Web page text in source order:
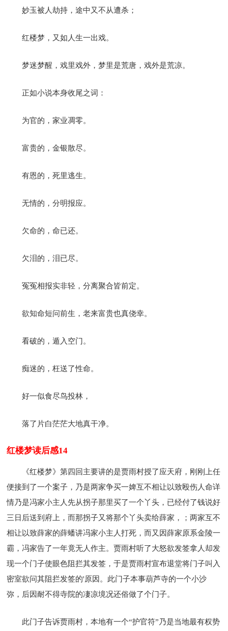
妙玉被人劫持，途中又不从遭杀；
红楼梦，又如人生一出戏。
梦迷梦醒，戏里戏外，梦里是荒唐，戏外是荒凉。
正如小说本身收尾之词：
为官的，家业凋零。
富贵的，金银散尽。
有恩的，死里逃生。
无情的，分明报应。
欠命的，命已还。
欠泪的，泪已尽。
冤冤相报实非轻，分离聚合皆前定。
欲知命短问前生，老来富贵也真侥幸。
看破的，遁入空门。
痴迷的，枉送了性命。
好一似食尽鸟投林，
落了片白茫茫大地真干净。
红楼梦读后感14
《红楼梦》第四回主要讲的是贾雨村授了应天府，刚刚上任
便接到了一个案子，乃是两家争买一婢互不相让以致殴伤人命详
情乃是冯家小主人先从拐子那里买了一个丫头，已经付了钱说好
三日后送到府上，而那拐子又将那个丫头卖给薛家，；两家互不
相让以致薛家的薛蟠讲冯家小主人打死，而又因薛家原系金陵一
霸，冯家告了一年竟无人作主。贾雨村听了大怒欲发签拿人却发
现一个门子使眼色阻拦其发签，于是贾雨村宣布退堂将门子叫入
密室欲问其阻拦发签的'原因。此门子本事葫芦寺的一个小沙
弥，后因耐不得寺院的凄凉境况还俗做了个门子。
此门子告诉贾雨村，本地有一个“护官符”乃是当地最有权势